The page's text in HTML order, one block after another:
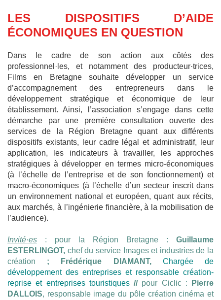
LES DISPOSITIFS D’AIDE
ÉCONOMIQUES EN QUESTION
Dans le cadre de son action aux côtés des
professionnel·les, et notamment des producteur·trices,
Films en Bretagne souhaite développer un service
d’accompagnement des entrepreneurs dans le
développement stratégique et économique de leur
établissement. Ainsi, l’association s’engage dans cette
démarche par une première consultation ouverte des
services de la Région Bretagne quant aux différents
dispositifs existants, leur cadre légal et administratif, leur
application, les indicateurs à travailler, les approches
stratégiques à développer en termes micro-économiques
(à l’échelle de l’entreprise et de son fonctionnement) et
macro-économiques (à l’échelle d’un secteur inscrit dans
un environnement national et européen, quant aux récits,
aux marchés, à l’ingénierie financière, à la mobilisation de
l’audience).
Invité·es : pour la Région Bretagne : Guillaume
ESTERLINGOT, chef du service Images et industries de la
création ; Frédérique DIAMANT, Chargée de
développement des entreprises et responsable création-
reprise et entreprises touristiques// pour Ciclic :
Pierre
DALLOIS, responsable image du pôle création cinéma et